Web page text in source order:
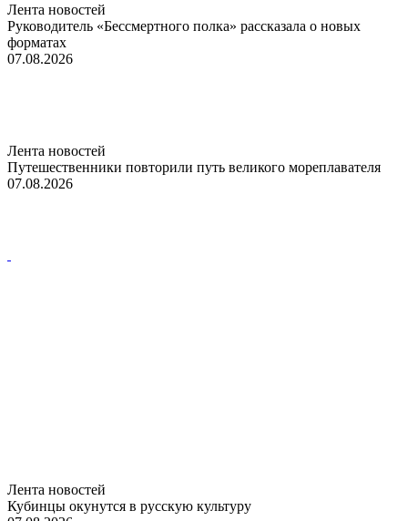
Лента новостей
Руководитель «Бессмертного полка» рассказала о новых
форматах
07.08.2026
Лента новостей
Путешественники повторили путь великого мореплавателя
07.08.2026
Лента новостей
Кубинцы окунутся в русскую культуру